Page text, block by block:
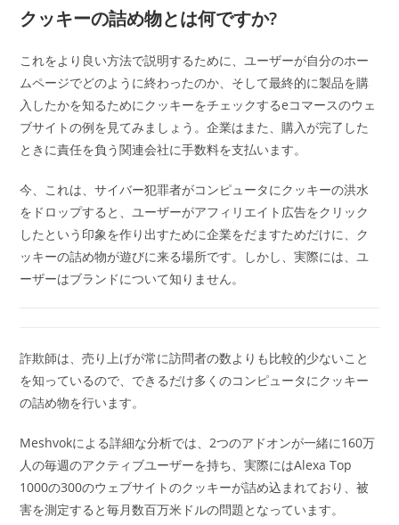
クッキーの詰め物とは何ですか?
これをより良い方法で説明するために、ユーザーが自分のホー
ムページでどのように終わったのか、そして最終的に製品を購
入したかを知るためにクッキーをチェックするeコマースのウェ
ブサイトの例を見てみましょう。企業はまた、購入が完了した
ときに責任を負う関連会社に手数料を支払います。
今、これは、サイバー犯罪者がコンピュータにクッキーの洪水
をドロップすると、ユーザーがアフィリエイト広告をクリック
したという印象を作り出すために企業をだますためだけに、ク
ッキーの詰め物が遊びに来る場所です。しかし、実際には、ユ
ーザーはブランドについて知りません。
詐欺師は、売り上げが常に訪問者の数よりも比較的少ないこと
を知っているので、できるだけ多くのコンピュータにクッキー
の詰め物を行います。
Meshvokによる詳細な分析では、2つのアドオンが一緒に160万
人の毎週のアクティブユーザーを持ち、実際にはAlexa Top
1000の300のウェブサイトのクッキーが詰め込まれており、被
害を測定すると毎月数百万米ドルの問題となっています。